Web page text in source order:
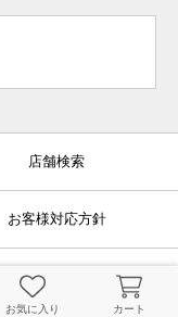
店舗検索
お客様対応方針
企業情報
お気に入り カート